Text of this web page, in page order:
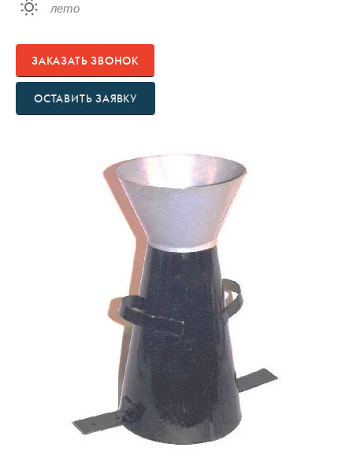
лето
ЗАКАЗАТЬ ЗВОНОК
ОСТАВИТЬ ЗАЯВКУ